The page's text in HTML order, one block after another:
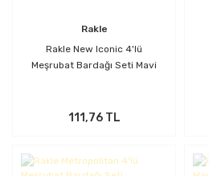
Rakle
Rakle New Iconic 4'lü
Meşrubat Bardağı Seti Mavi
111,76 TL